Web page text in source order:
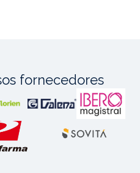
fornecedores